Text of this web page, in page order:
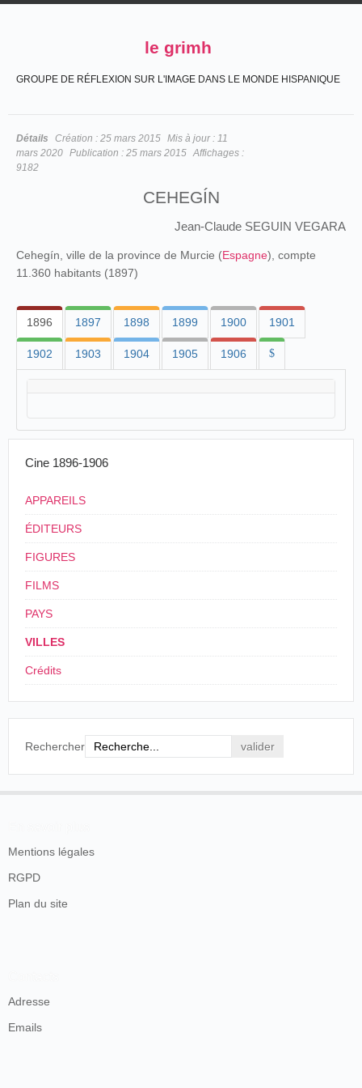
le grimh
GROUPE DE RÉFLEXION SUR L'IMAGE DANS LE MONDE HISPANIQUE
Détails Création : 25 mars 2015 Mis à jour : 11
mars 2020 Publication : 25 mars 2015 Affichages :
9182
CEHEGÍN
Jean-Claude SEGUIN VEGARA
Cehegín, ville de la province de Murcie (Espagne), compte
11.360 habitants (1897)
1896 1897 1898 1899 1900 1901
1902 1903 1904 1905 1906 $
Cine 1896-1906
APPAREILS
ÉDITEURS
FIGURES
FILMS
PAYS
VILLES
Crédits
Rechercher
Mentions légales
RGPD
Plan du site
Adresse
Emails